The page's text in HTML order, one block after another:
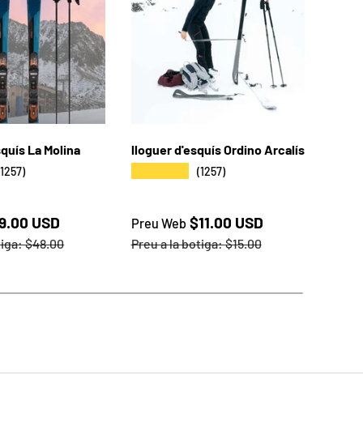
La Molina
USD
$48.00
lloguer d'esquís Ordino Arcalís
(1257)
Preu web
Preu Web $11.00 USD
Preu a la botiga
Preu a la botiga:$15.00